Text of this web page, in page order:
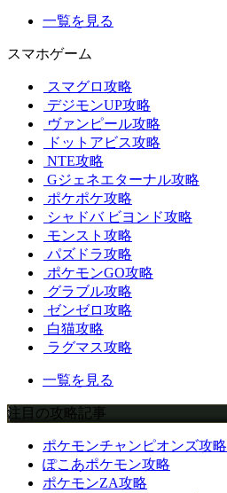
一覧を見る
スマホゲーム
スマグロ攻略
デジモンUP攻略
ヴァンピール攻略
ドットアビス攻略
NTE攻略
Gジェネエターナル攻略
ポケポケ攻略
シャドバ ビヨンド攻略
モンスト攻略
パズドラ攻略
ポケモンGO攻略
グラブル攻略
ゼンゼロ攻略
白猫攻略
ラグマス攻略
一覧を見る
注目の攻略記事
ポケモンチャンピオンズ攻略
ぽこあポケモン攻略
ポケモンZA攻略